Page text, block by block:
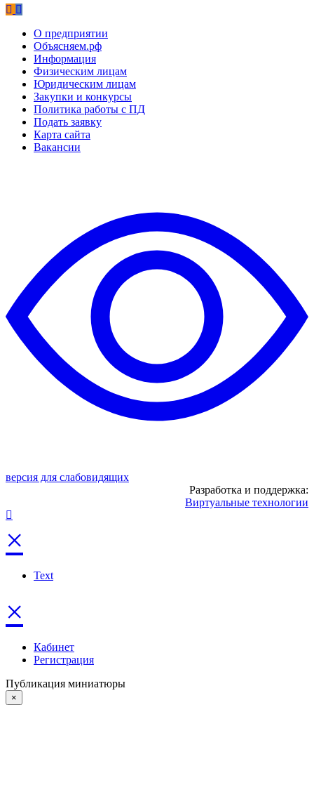
О предприятии
Объясняем.рф
Информация
Физическим лицам
Юридическим лицам
Закупки и конкурсы
Политика работы с ПД
Подать заявку
Карта сайта
Вакансии
версия для слабовидящих
Разработка и поддержка:
Виртуальные технологии
×
Text
×
Кабинет
Регистрация
Публикация миниатюры
×